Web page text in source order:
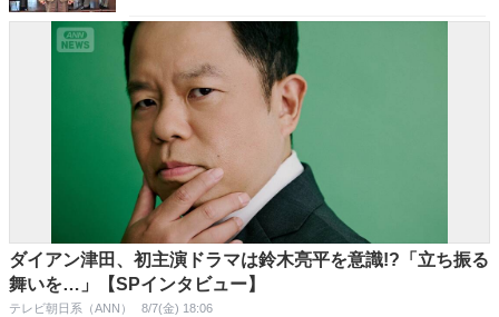
ダイアン津田、初主演ドラマは鈴木亮平を意識!?「立ち振る
舞いを…」【SPインタビュー】
テレビ朝日系（ANN） 8/7(金) 18:06